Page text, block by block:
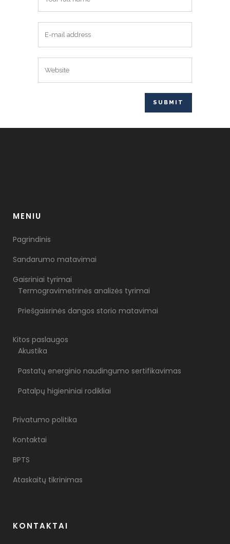
MENIU
Pagrindinis
Sandarumo matavimai
Gaisriniai tyrimai
Termogravimetrinės analizės tyrimai
Priešgaisrinės dangos storio matavimai
Kitos paslaugos
Akustika
Pastatų energinio naudingumo sertifikavimas
Patalpų higieniniai rodikliai
Privatumo politika
Kontaktai
BPTS
Ataskaitų tikrinimas
KONTAKTAI